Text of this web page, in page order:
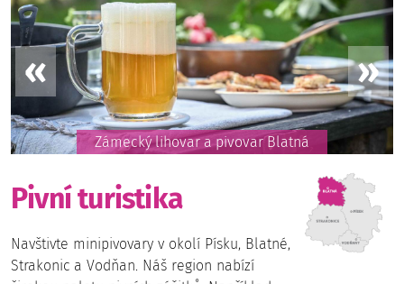
Zámecký lihovar a pivovar Blatná
Pivní turistika
Navštivte minipivovary v okolí Písku, Blatné,
Strakonic a Vodňan. Náš region nabízí